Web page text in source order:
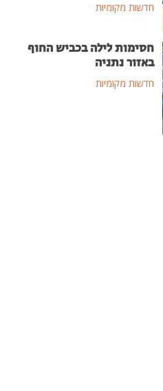
חדשות מקומיות
חסימות לילה בכביש החוף
באזור נתניה
חדשות מקומיות